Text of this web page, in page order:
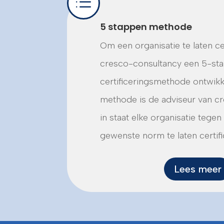
5 stappen methode
Om een organisatie te laten
cresco-consultancy een 5-
certificeringsmethode
methode is de adviseur van
in staat elke organisatie
gewenste norm te laten
Lees meer